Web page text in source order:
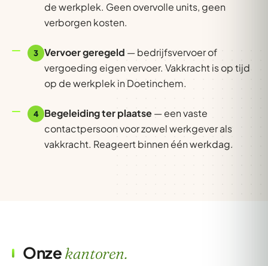
de werkplek. Geen overvolle units, geen
verborgen kosten.
3 Vervoer geregeld — bedrijfsvervoer of
vergoeding eigen vervoer. Vakkracht is op tijd
op de werkplek in Doetinchem.
4 Begeleiding ter plaatse— een vaste
contactpersoon voor zowel werkgever als
vakkracht. Reageert binnen één werkdag.
Onzekantoren.